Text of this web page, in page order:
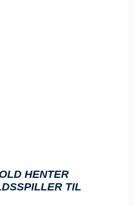
HENTER
TIL